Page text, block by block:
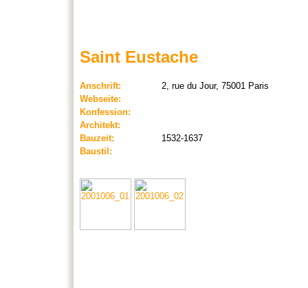
Saint Eustache
Anschrift:
2, rue du Jour, 75001 Paris
Webseite:
Konfession:
Architekt:
Bauzeit:
1532-1637
Baustil: